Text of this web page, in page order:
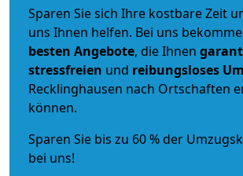
Sparen Sie sich Ihre kostbare Zeit
uns Ihnen helfen. Bei uns
besten Angebote, die Ihnen
stressfreien und reibungsloses
Recklinghausen nach Ortschaften
können.
Sparen Sie bis zu 60 % der
bei uns!